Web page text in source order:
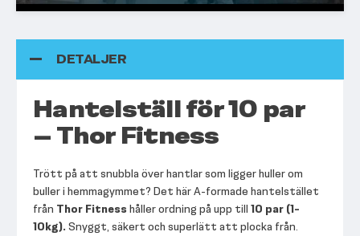
DETALJER
Hantelställ för 10 par
– Thor Fitness
Trött på att snubbla över hantlar som ligger huller om
buller i hemmagymmet? Det här A-formade hantelstället
från Thor Fitness håller ordning på upp till 10 par (1-
10kg). Snyggt, säkert och superlätt att plocka från.